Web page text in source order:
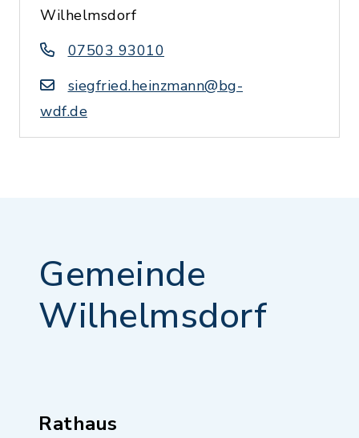
Wilhelmsdorf
07503 93010
siegfried.heinzmann@bg-
wdf.de
Gemeinde
Wilhelmsdorf
Rathaus